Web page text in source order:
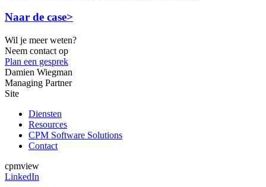
Naar de case>
Wil je meer weten?
Neem contact op
Plan een gesprek
Damien Wiegman
Managing Partner
Site
Diensten
Resources
CPM Software Solutions
Contact
cpmview
LinkedIn